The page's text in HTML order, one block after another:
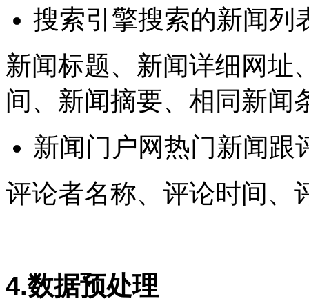
搜索引擎搜索的新闻列
新闻标题、新闻详细网址
间、新闻摘要、相同新闻
新闻门户网热门新闻跟
评论者名称、评论时间、
4.数据预处理